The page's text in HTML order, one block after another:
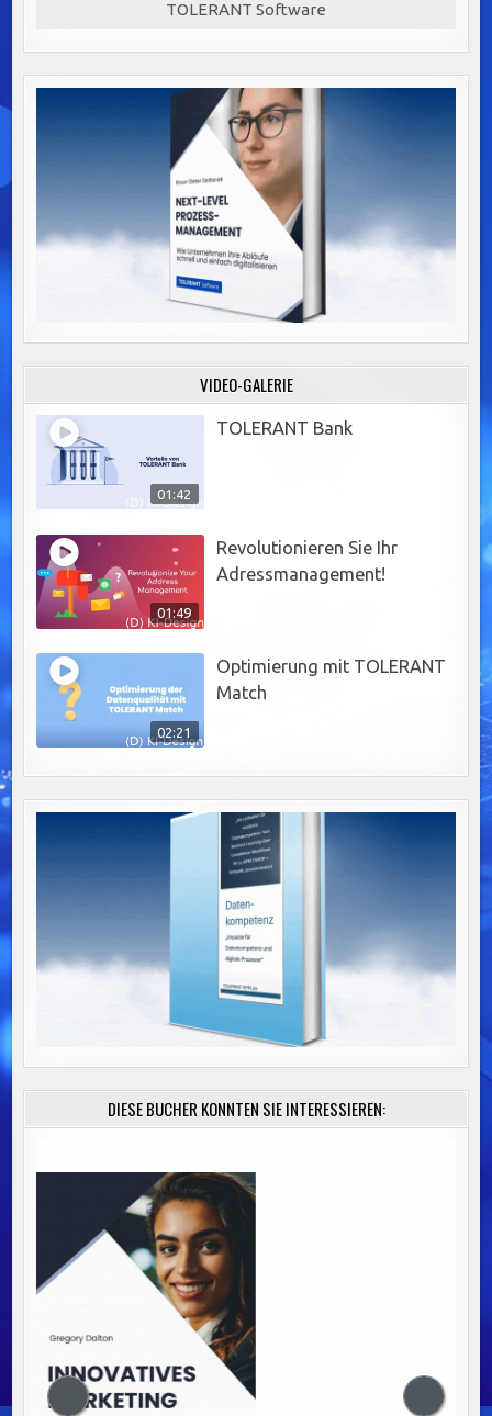
TOLERANT Software
VIDEO-GALERIE
01:42
TOLERANT Bank
01:49
Revolutionieren Sie Ihr
Adressmanagement!
02:21
Optimierung mit TOLERANT
Match
DIESE BÜCHER KÖNNTEN SIE INTERESSIEREN: